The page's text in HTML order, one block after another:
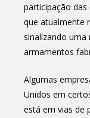
participação
que atualmente
sinalizando uma
armamentos
Algumas
Unidos em
está em vias de